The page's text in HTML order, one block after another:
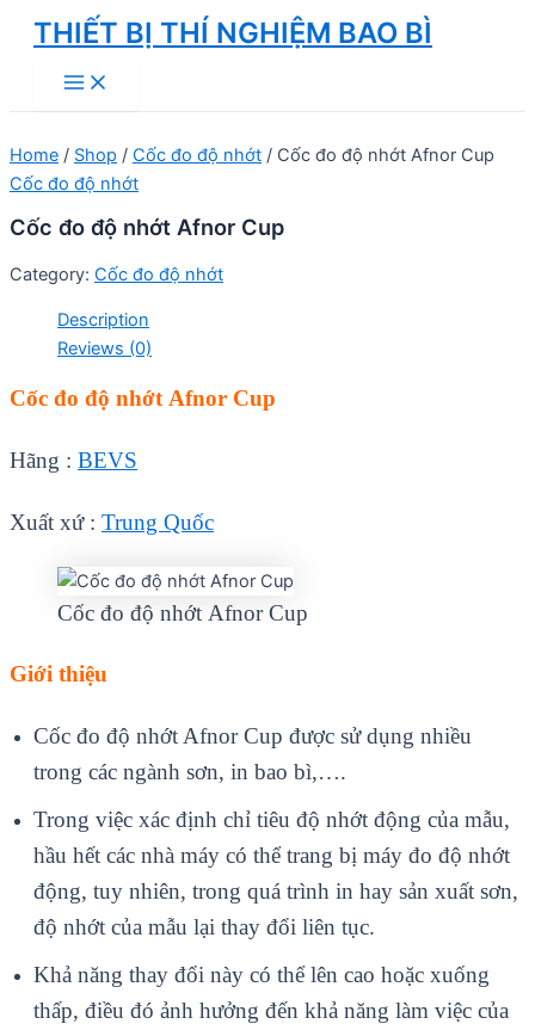
Skip
content
THIẾT BỊ THÍ NGHIỆM BAO BÌ
Main
Menu
Home / Shop / Cốc đo độ nhớt / Cốc đo độ nhớt Afnor Cup
Cốc đo độ nhớt
Cốc đo độ nhớt Afnor Cup
Category: Cốc đo độ nhớt
Description
Reviews (0)
Cốc đo độ nhớt Afnor Cup
Hãng : BEVS
Xuất xứ : Trung Quốc
Cốc đo độ nhớt Afnor Cup
Giới thiệu
Cốc đo độ nhớt Afnor Cup được sử dụng nhiều
trong các ngành sơn, in bao bì,….
Trong việc xác định chỉ tiêu độ nhớt động của mẫu,
hầu hết các nhà máy có thể trang bị máy đo độ nhớt
động, tuy nhiên, trong quá trình in hay sản xuất sơn,
độ nhớt của mẫu lại thay đổi liên tục.
Khả năng thay đổi này có thể lên cao hoặc xuống
thấp, điều đó ảnh hưởng đến khả năng làm việc của